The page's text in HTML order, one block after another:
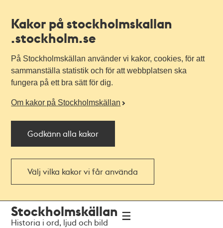
Kakor på stockholmskallan
.stockholm.se
På Stockholmskällan använder vi kakor, cookies, för att
sammanställa statistik och för att webbplatsen ska
fungera på ett bra sätt för dig.
Om kakor på Stockholmskällan
Godkänn alla kakor
Välj vilka kakor vi får använda
navigationen
huvudinnehållet
Stockholmskällan
Historia i ord, ljud och bild